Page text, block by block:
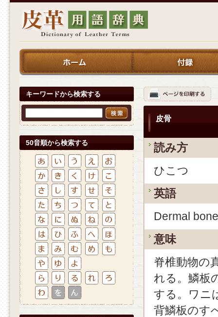
キーワードから検索する
50音順から検索する
皮骨
読み方
ひこつ
英語
Dermal bone
意味
脊椎動物の
れる。鱗板
する。ワニ
背鱗板のす